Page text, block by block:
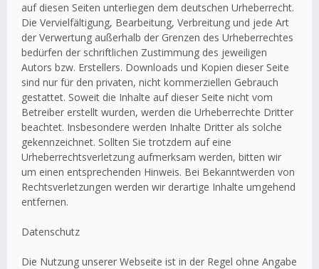
auf diesen Seiten unterliegen dem deutschen Urheberrecht.
Die Vervielfältigung, Bearbeitung, Verbreitung und jede Art
der Verwertung außerhalb der Grenzen des Urheberrechtes
bedürfen der schriftlichen Zustimmung des jeweiligen
Autors bzw. Erstellers. Downloads und Kopien dieser Seite
sind nur für den privaten, nicht kommerziellen Gebrauch
gestattet. Soweit die Inhalte auf dieser Seite nicht vom
Betreiber erstellt wurden, werden die Urheberrechte Dritter
beachtet. Insbesondere werden Inhalte Dritter als solche
gekennzeichnet. Sollten Sie trotzdem auf eine
Urheberrechtsverletzung aufmerksam werden, bitten wir
um einen entsprechenden Hinweis. Bei Bekanntwerden von
Rechtsverletzungen werden wir derartige Inhalte umgehend
entfernen.
Datenschutz
Die Nutzung unserer Webseite ist in der Regel ohne Angabe